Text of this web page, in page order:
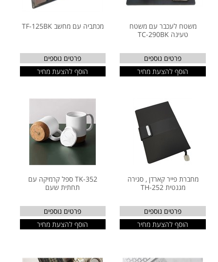
משטח לעכבר עם משטח
טעינה TC-290BK
פרטים נוספים
הוסף להצעת מחיר
מכתביה עם מחשב TF-125BK
פרטים נוספים
הוסף להצעת מחיר
מחברת פייר קארדן , סגירה
מגנטית TH-252
פרטים נוספים
הוסף להצעת מחיר
TK-352 ספל קרמיקה עם
תחתית שעם
פרטים נוספים
הוסף להצעת מחיר